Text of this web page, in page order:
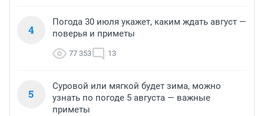
4
Погода 30 июля укажет, каким ждать август —
поверья и приметы
77 353 13
5
Суровой или мягкой будет зима, можно
узнать по погоде 5 августа — важные
приметы